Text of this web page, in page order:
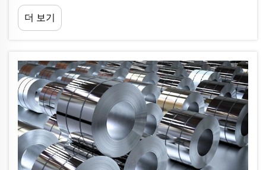
준 부식 시험은 코팅된 금속을 지속적인 염분 미스트에 노출시켜...
더 보기